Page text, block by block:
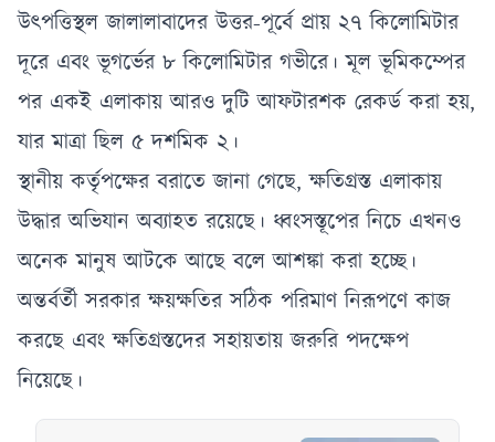
উৎপত্তিস্থল জালালাবাদের উত্তর-পূর্বে প্রায় ২৭ কিলোমিটার
দূরে এবং ভূগর্ভের ৮ কিলোমিটার গভীরে। মূল ভূমিকম্পের
পর একই এলাকায় আরও দুটি আফটারশক রেকর্ড করা হয়,
যার মাত্রা ছিল ৫ দশমিক ২।
স্থানীয় কর্তৃপক্ষের বরাতে জানা গেছে, ক্ষতিগ্রস্ত এলাকায়
উদ্ধার অভিযান অব্যাহত রয়েছে। ধ্বংসস্তূপের নিচে এখনও
অনেক মানুষ আটকে আছে বলে আশঙ্কা করা হচ্ছে।
অন্তর্বর্তী সরকার ক্ষয়ক্ষতির সঠিক পরিমাণ নিরূপণে কাজ
করছে এবং ক্ষতিগ্রস্তদের সহায়তায় জরুরি পদক্ষেপ
নিয়েছে।